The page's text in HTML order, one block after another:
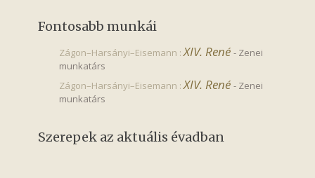
Fontosabb munkái
Zágon–Harsányi–Eisemann :XIV. René - Zenei
munkatárs
Zágon–Harsányi–Eisemann :XIV. René - Zenei
munkatárs
Szerepek az aktuális évadban